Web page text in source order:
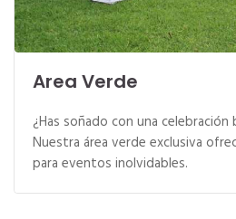
Area Verde
¿Has soñado con una
Nuestra área verde exclusiva
para eventos inolvidables.